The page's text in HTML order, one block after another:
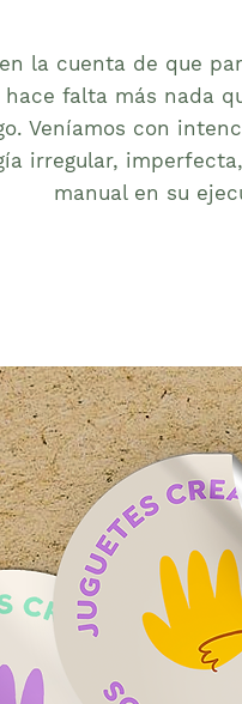
la cuenta de que
falta más nada
Veníamos con
irregular,
manual en su